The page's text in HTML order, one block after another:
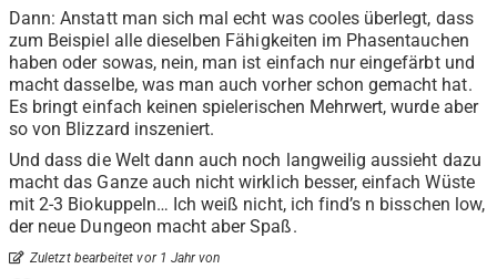
Dann: Anstatt man sich mal echt was cooles überlegt, dass
zum Beispiel alle dieselben Fähigkeiten im Phasentauchen
haben oder sowas, nein, man ist einfach nur eingefärbt und
macht dasselbe, was man auch vorher schon gemacht hat.
Es bringt einfach keinen spielerischen Mehrwert, wurde aber
so von Blizzard inszeniert.
Und dass die Welt dann auch noch langweilig aussieht dazu
macht das Ganze auch nicht wirklich besser, einfach Wüste
mit 2-3 Biokuppeln… Ich weiß nicht, ich find’s n bisschen low,
der neue Dungeon macht aber Spaß.
Zuletzt bearbeitet vor 1 Jahr von